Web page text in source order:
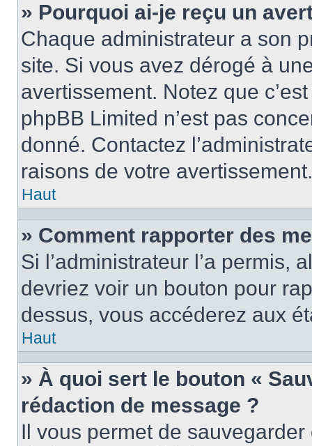
» Pourquoi ai-je reçu un
Chaque administrateur a son
site. Si vous avez dérogé à
avertissement. Notez que
phpBB Limited n’est pas
donné. Contactez
raisons de votre avertissement.
Haut
» Comment rapporter des
Si l’administrateur l’a permis,
devriez voir un bouton pour
dessus, vous accéderez aux
Haut
» À quoi sert le bouton «
rédaction de message ?
Il vous permet de